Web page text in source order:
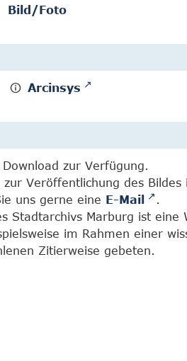
Bild/Foto
Arcinsys
zur Verfügung.
Veröffentlichung des
uns gerne eine E-Mail
.
Stadtarchivs Marburg ist
im Rahmen einer
Zitierweise gebeten.